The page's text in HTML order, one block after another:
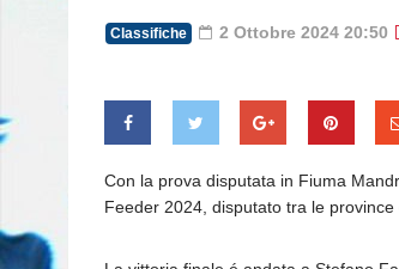
Classifiche 2 Ottobre 2024 20:50
Con la prova disputata in Fiuma
Feeder 2024, disputato tra le